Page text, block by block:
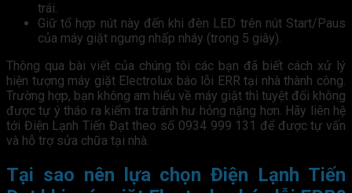
trái.
Giữ tổ hợp nút này đến khi đèn LED trên nút Start/Paus
của máy giặt ngưng nhấp nháy (trong 5 giây).
Thông qua bài viết của chúng tôi các bạn đã biết cách xử lý
hiện tượng máy giặt Electrolux báo lỗi ERR tại nhà thành công.
Trường hợp, bạn không am hiểu về máy giặt thì tuyệt đối không
được tự ý tháo ra kiểm tra tránh hư hỏng nặng hơn. Hãy liên hệ
tới Điện Lạnh Tiến Đạt theo số 0934 999 131 để được tự vấn
và hỗ trợ sửa chữa tại nhà.
Tại sao nên lựa chọn Điện Lạnh Tiến